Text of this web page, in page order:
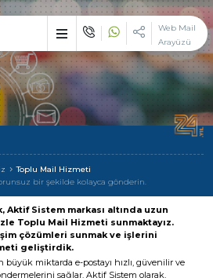
Web Mail
Arayüzü
×
noktasında, çizgi dışı bir duruş
olmak istiyorsanız biz varız!
Toplu Mail Hizmeti
bir şekilde kolayca gönderin.
Aktif Sistem markası altında uzun
Toplu Mail Hizmeti sunmaktayız.
çözümleri sunmak ve işlerini
geliştirdik.
miktarda e-postayı hızlı, güvenilir ve
sağlar. Aktif Sistem olarak,